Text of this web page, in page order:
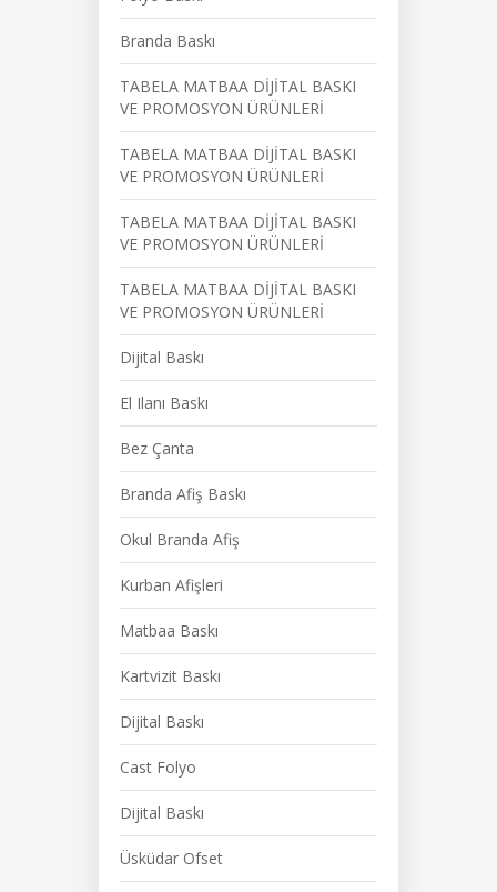
Branda Baskı
TABELA MATBAA DİJİTAL BASKI
VE PROMOSYON ÜRÜNLERİ
TABELA MATBAA DİJİTAL BASKI
VE PROMOSYON ÜRÜNLERİ
TABELA MATBAA DİJİTAL BASKI
VE PROMOSYON ÜRÜNLERİ
TABELA MATBAA DİJİTAL BASKI
VE PROMOSYON ÜRÜNLERİ
Dijital Baskı
El Ilanı Baskı
Bez Çanta
Branda Afiş Baskı
Okul Branda Afiş
Kurban Afişleri
Matbaa Baskı
Kartvizit Baskı
Dijital Baskı
Cast Folyo
Dijital Baskı
Üsküdar Ofset